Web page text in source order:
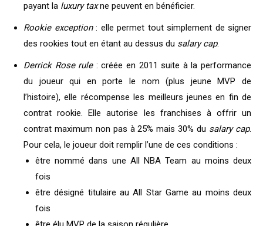
payant la luxury taxne peuvent en bénéficier.
Rookie exception: elle permet tout simplement de signer
des rookies tout en étant au dessus du salary cap.
Derrick Rose rule: créée en 2011 suite à la performance
du joueur qui en porte le nom (plus jeune MVP de
l’histoire), elle récompense les meilleurs jeunes en fin de
contrat rookie. Elle autorise les franchises à offrir un
contrat maximum non pas à 25% mais 30% du salary cap.
Pour cela, le joueur doit remplir l’une de ces conditions :
être nommé dans une All NBA Team au moins deux
fois
être désigné titulaire au All Star Game au moins deux
fois